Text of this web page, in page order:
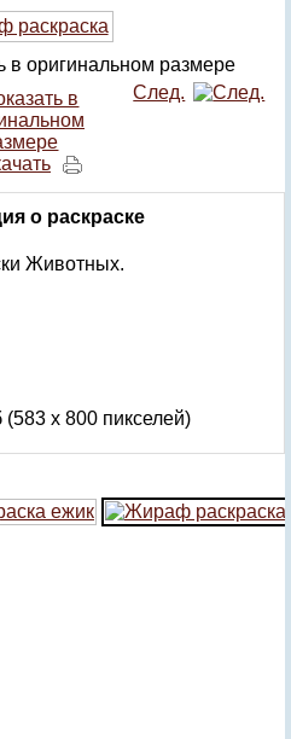
След.
о раскраске
Животных.
(583 x 800 пикселей)